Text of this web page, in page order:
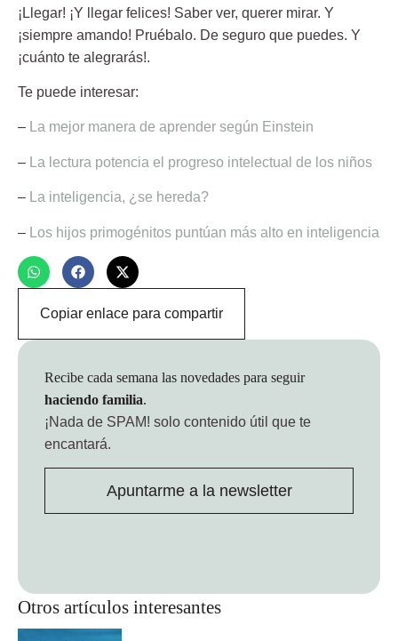
¡Llegar! ¡Y llegar felices! Saber ver, querer mirar. Y
¡siempre amando! Pruébalo. De seguro que puedes. Y
¡cuánto te alegrarás!.
Te puede interesar:
– La mejor manera de aprender según Einstein
– La lectura potencia el progreso intelectual de los niños
– La inteligencia, ¿se hereda?
– Los hijos primogénitos puntúan más alto en inteligencia
Copiar enlace para compartir
Otros artículos interesantes
Recibe cada semana las novedades para seguir
haciendo familia.
¡Nada de SPAM! solo contenido útil que te
encantará.
Apuntarme a la newsletter